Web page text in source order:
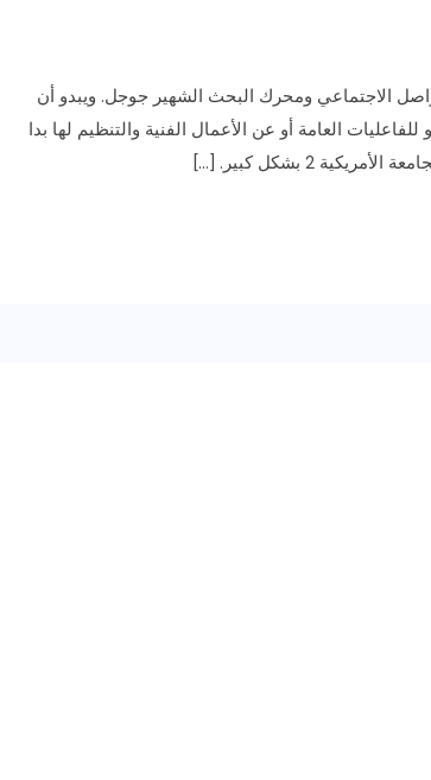
متابعي مواقع التواصل الاجتماعي ومحرك البحث الشهير جوجل. ويبدو أن
العامة أو عن الأعمال الفنية والتنظيم لها بدا
2 بشكل كبير. […]